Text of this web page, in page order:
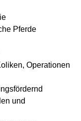
Pferde
Operationen
und